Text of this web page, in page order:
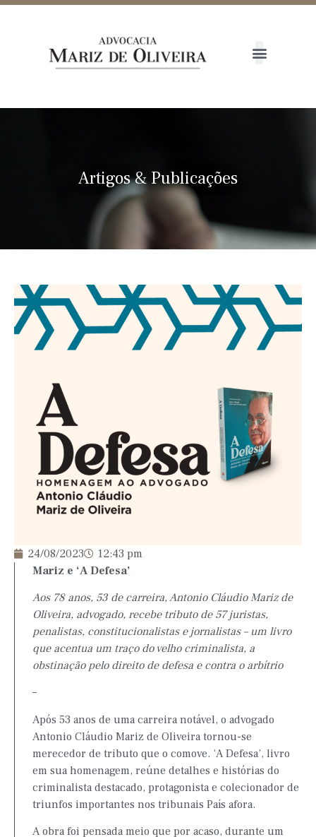
Artigos&Publicações
24/08/2023
12:43 pm
Mariz e ‘A Defesa’
Aos 78 anos, 53 de carreira, Antonio Cláudio Mariz de
Oliveira, advogado, recebe tributo de 57 juristas,
penalistas, constitucionalistas e jornalistas – um livro
que acentua um traço do velho criminalista, a
obstinação pelo direito de defesa e contra o arbítrio
–
Após 53 anos de uma carreira notável, o advogado
Antonio Cláudio Mariz de Oliveira tornou-se
merecedor de tributo que o comove. ‘A Defesa’, livro
em sua homenagem, reúne detalhes e histórias do
criminalista destacado, protagonista e colecionador de
triunfos importantes nos tribunais País afora.
A obra foi pensada meio que por acaso, durante um